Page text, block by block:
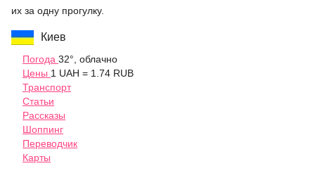
их за одну прогулку.
Киев
Погода 32°, облачно
Цены 1 UAH = 1.74 RUB
Транспорт
Статьи
Рассказы
Шоппинг
Переводчик
Карты